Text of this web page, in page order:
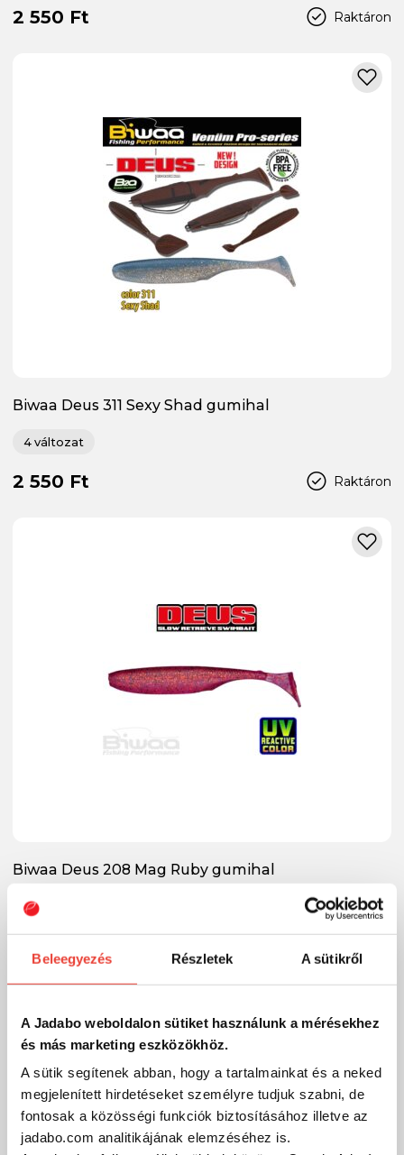
Beleegyezés Részletek A sütikről
A Jadabo weboldalon sütiket használunk a mérésekhez
és más marketing eszközökhöz.
A sütik segítenek abban, hogy a tartalmainkat és a neked
megjelenített hirdetéseket személyre tudjuk szabni, de
fontosak a közösségi funkciók biztosításához illetve az
jadabo.com analitikájának elemzéséhez is.
Raktáron
2 550 Ft
Biwaa Deus 311 Sexy Shad gumihal
4 változat
Raktáron
2 550 Ft
Biwaa Deus 208 Mag Ruby gumihal
4 változat